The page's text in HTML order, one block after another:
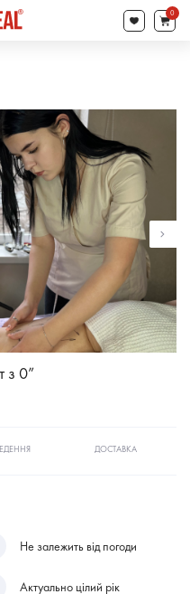
0
з 0”
ДОСТАВКА
Не залежить від погоди
Актуально цілий рік